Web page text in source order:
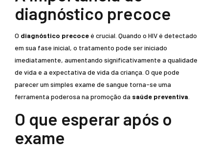
diagnóstico precoce
O diagnóstico precoce é crucial. Quando o HIV é detectado
em sua fase inicial, o tratamento pode ser iniciado
imediatamente, aumentando significativamente a qualidade
de vida e a expectativa de vida da criança. O que pode
parecer um simples exame de sangue torna-se uma
ferramenta poderosa na promoção da saúde preventiva
O que esperar após o
exame